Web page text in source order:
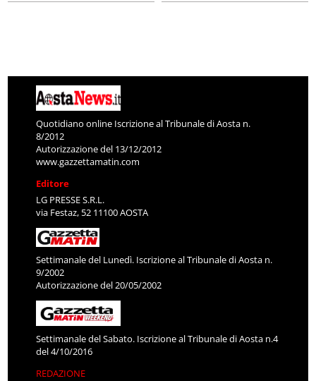
Quotidiano online Iscrizione al Tribunale di Aosta n.
8/2012
Autorizzazione del 13/12/2012
www.gazzettamatin.com
Editore
LG PRESSE S.R.L.
via Festaz, 52 11100 AOSTA
Settimanale del Lunedì. Iscrizione al Tribunale di Aosta n.
9/2002
Autorizzazione del 20/05/2002
Settimanale del Sabato. Iscrizione al Tribunale di Aosta n.4
del 4/10/2016
REDAZIONE